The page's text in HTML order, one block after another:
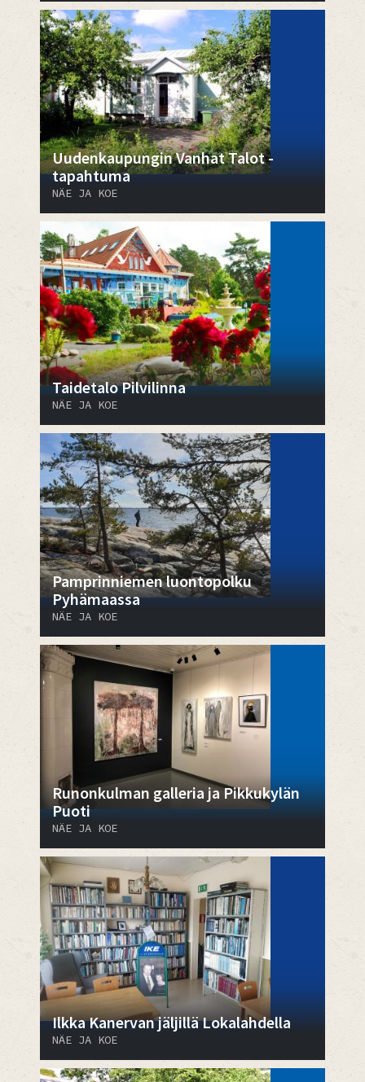
Uudenkaupungin Vanhat Talot -
tapahtuma
NÄE JA KOE
Taidetalo Pilvilinna
NÄE JA KOE
Pamprinniemen luontopolku
Pyhämaassa
NÄE JA KOE
Runonkulman galleria ja Pikkukylän
Puoti
NÄE JA KOE
Ilkka Kanervan jäljillä Lokalahdella
NÄE JA KOE